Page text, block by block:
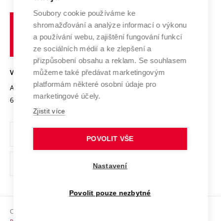
Výzkumné infrastruktury
Transfer znalostí
Open Science
Projekty
Projekty ze strukturálních fondů
Specifický výzkum
Spolupráce se školami
Mezinárodní dohody
Univerzitní sítě
Profil univerzity
Udržitelná univerzita
Podnikavá univerzita / ContriBUTe
Bezpečná univerzita
Vyznamenání
Organizační struktura
Ochrana osobních údajů
odkaz)
Sociální bezpečí
učení
technické
Brně
VYSOKÉ UČENÍ TECHNICKÉ V BRNĚ
Antonínská 548/1
602 00 Brno
www.vut.cz
vut@vutbr.cz
Copyright © 2026 VUT
Soubory cookie používáme ke
shromažďování a analýze informací o výkonu
a používání webu, zajištění fungování funkcí
ze sociálních médií a ke zlepšení a
přizpůsobení obsahu a reklam. Se souhlasem
můžeme také předávat marketingovým
platformám některé osobní údaje pro
marketingové účely.
Zjistit více
POVOLIT VŠE
Nastavení
Povolit pouze nezbytné